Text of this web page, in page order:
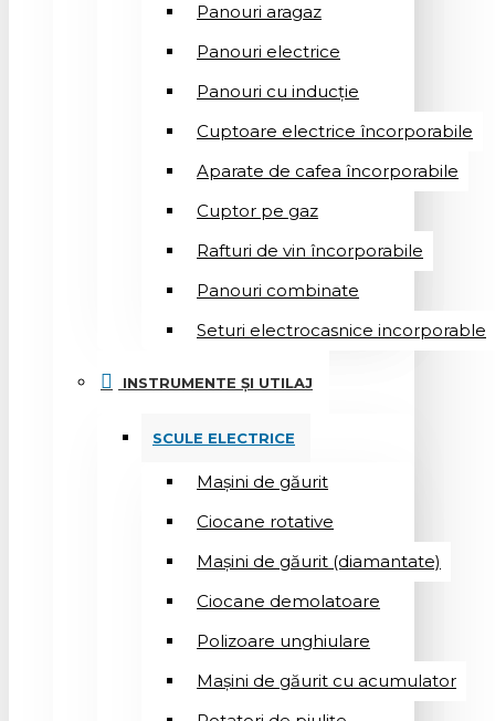
Panouri aragaz
Panouri electrice
Panouri cu inducție
Cuptoare electrice încorporabile
Aparate de cafea încorporabile
Cuptor pe gaz
Rafturi de vin încorporabile
Panouri combinate
Seturi electrocasnice incorporable
INSTRUMENTE ȘI UTILAJ
SCULE ELECTRICE
Mașini de găurit
Ciocane rotative
Mașini de găurit (diamantate)
Ciocane demolatoare
Polizoare unghiulare
Mașini de găurit cu acumulator